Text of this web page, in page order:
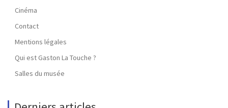
Cinéma
Contact
Mentions légales
Qui est Gaston La Touche ?
Salles du musée